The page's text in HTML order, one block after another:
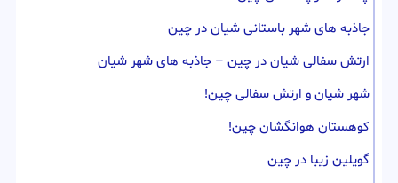
جاذبه های شهر باستانی شیان در چین
ارتش سفالی شیان در چین – جاذبه های شهر شیان
شهر شیان و ارتش سفالی چین!
کوهستان هوانگشان چین!
گویلین زیبا در چین